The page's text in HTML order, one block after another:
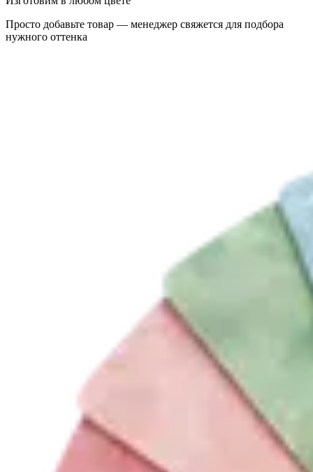
Просто добавьте товар — менеджер свяжется для подбора
нужного оттенка